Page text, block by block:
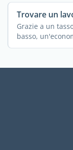
Trovare un
Grazie a un
basso,